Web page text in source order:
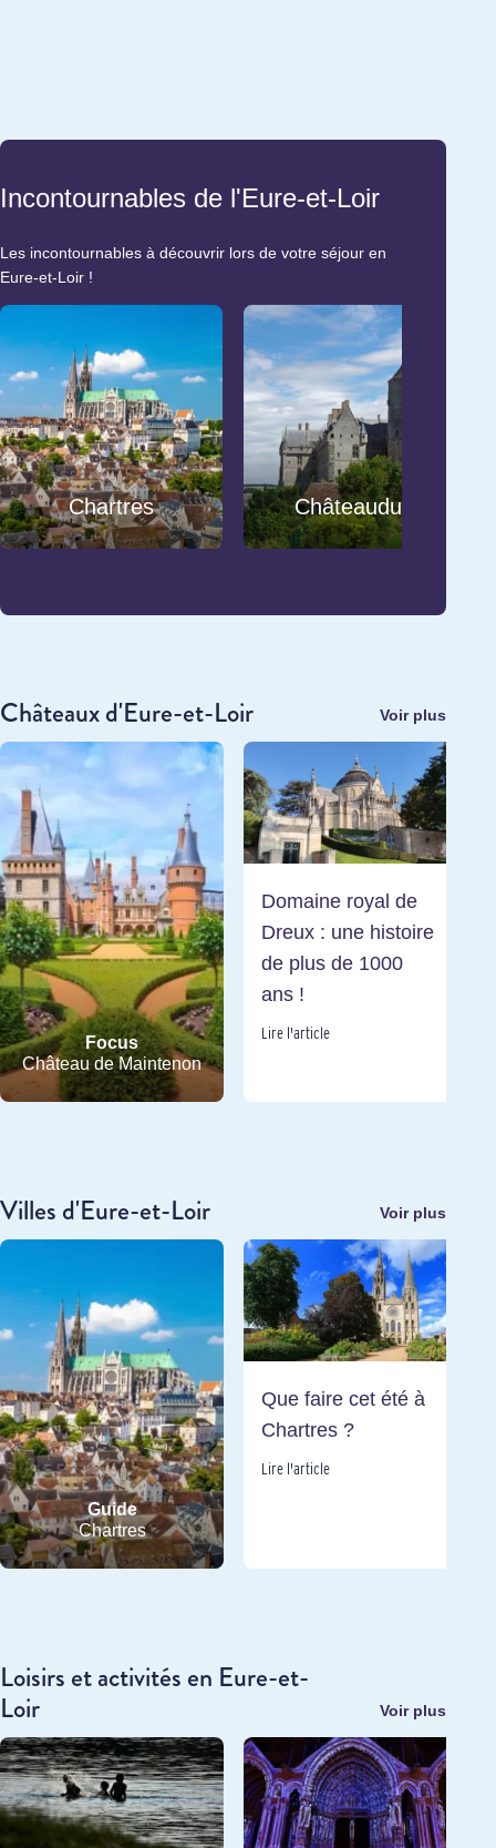
Incontournables de l'Eure-et-Loir
Les incontournables à découvrir lors de votre séjour en
Eure-et-Loir !
Chartres Châteaudun
Châteaux d'Eure-et-Loir Voir plus
Focus
Château de Maintenon
Domaine royal de
Dreux : une histoire
de plus de 1000
ans !
Lire l'article
Villes d'Eure-et-Loir Voir plus
Guide
Chartres
Que faire cet été à
Chartres ?
Lire l'article
Loisirs et activités en Eure-et-
Loir
Voir plus